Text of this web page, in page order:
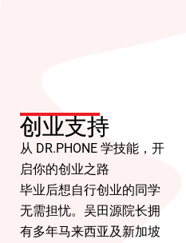
创业支持
从 DR.PHONE 学技能，开
启你的创业之路
毕业后想自行创业的同学
无需担忧。吴田源院长拥
有多年马来西亚及新加坡